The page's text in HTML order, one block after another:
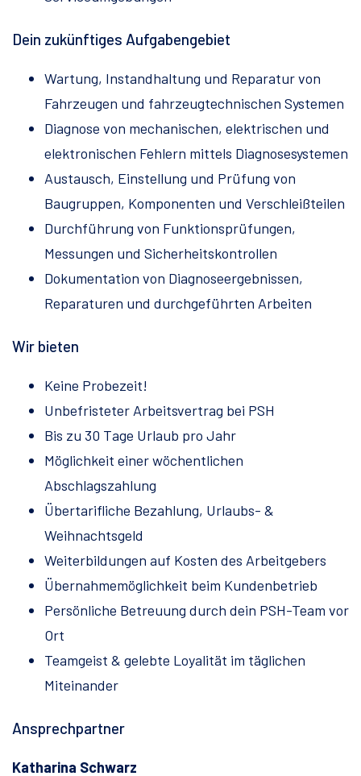
Dein zukünftiges Aufgabengebiet
Wartung, Instandhaltung und Reparatur von
Fahrzeugen und fahrzeugtechnischen Systemen
Diagnose von mechanischen, elektrischen und
elektronischen Fehlern mittels Diagnosesystemen
Austausch, Einstellung und Prüfung von
Baugruppen, Komponenten und Verschleißteilen
Durchführung von Funktionsprüfungen,
Messungen und Sicherheitskontrollen
Dokumentation von Diagnoseergebnissen,
Reparaturen und durchgeführten Arbeiten
Wir bieten
Keine Probezeit!
Unbefristeter Arbeitsvertrag bei PSH
Bis zu 30 Tage Urlaub pro Jahr
Möglichkeit einer wöchentlichen
Abschlagszahlung
Übertarifliche Bezahlung, Urlaubs- &
Weihnachtsgeld
Weiterbildungen auf Kosten des Arbeitgebers
Übernahmemöglichkeit beim Kundenbetrieb
Persönliche Betreuung durch dein PSH-Team vor
Ort
Teamgeist & gelebte Loyalität im täglichen
Miteinander
Ansprechpartner
Katharina Schwarz